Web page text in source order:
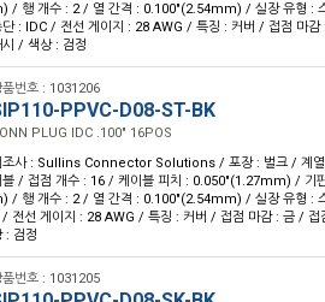
/ 행 개수 : 2 / 열 간격 : 0.100"(2.54mm) / 실장 유형 :
단 : IDC / 전선 게이지 : 28 AWG / 특징 : 커버 / 접점 마감
시 / 색상 : 검정
품번호 : 1031206
PPVC-D08-ST-BK
PLUG IDC .100" 16POS
조사 : Sullins Connector Solutions / 포장 : 벌크 / 계열
블 / 접점 개수 : 16 / 케이블 피치 : 0.050"(1.27mm) / 기
/ 행 개수 : 2 / 열 간격 : 0.100"(2.54mm) / 실장 유형 :
/ 전선 게이지 : 28 AWG / 특징 : 커버 / 접점 마감 : 금 / 접
: 검정
품번호 : 1031205